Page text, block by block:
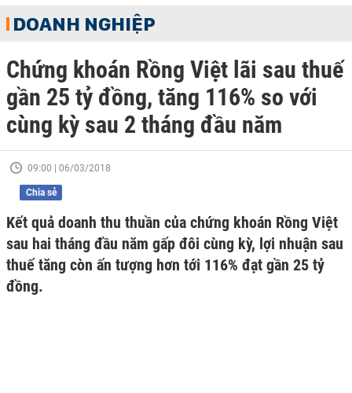
DOANH NGHIỆP
Chứng khoán Rồng Việt lãi sau thuế
gần 25 tỷ đồng, tăng 116% so với
cùng kỳ sau 2 tháng đầu năm
09:00 | 06/03/2018
Chia sẻ
Kết quả doanh thu thuần của chứng khoán Rồng Việt
sau hai tháng đầu năm gấp đôi cùng kỳ, lợi nhuận sau
thuế tăng còn ấn tượng hơn tới 116% đạt gần 25 tỷ
đồng.